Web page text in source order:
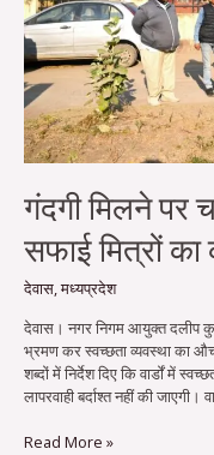
गंदगी मिलने पर
सफाई मित्रों
देवास,मध्यप्रदेश
देवास। नगर निगम आयुक्त दलीप
भ्रमण कर स्वच्छता व्यवस्था का
शब्दों में निर्देश दिए कि वार्डों में
लापरवाही बर्दाश्त नहीं की
मित्रों
का
कटेगा
वेतन
Read More »